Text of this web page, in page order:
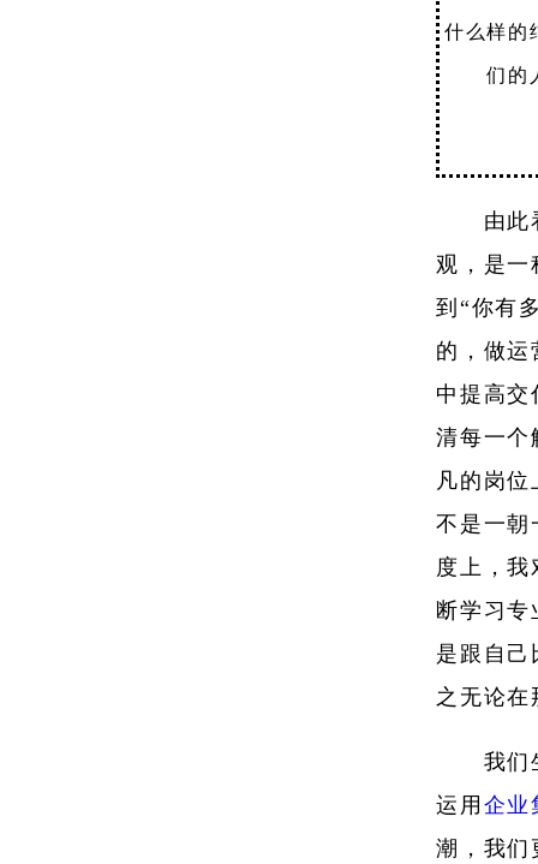
什么样的
们的
由此
观，是一
到“你有
的，做
中提高
清每一个
凡的岗
不是一朝
度上，
断学习
是跟自
之无论
我们
运用 企业
潮，我们